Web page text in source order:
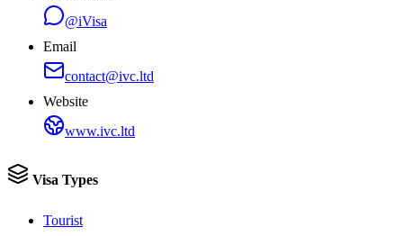
@iVisa
Email
contact@ivc.ltd
Website
www.ivc.ltd
Visa Types
Tourist